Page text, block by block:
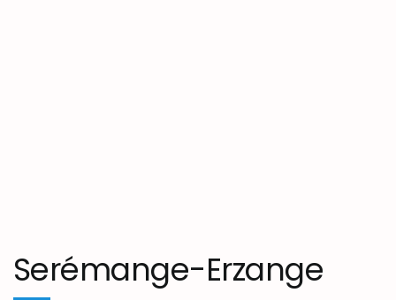
Serémange-Erzange